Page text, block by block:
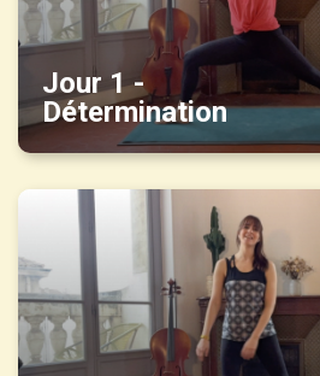
Jour 1 -
Détermination